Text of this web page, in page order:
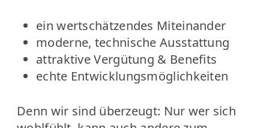
ein wertschätzendes Miteinander
moderne, technische Ausstattung
attraktive Vergütung & Benefits
echte Entwicklungsmöglichkeiten
Denn wir sind überzeugt: Nur wer sich